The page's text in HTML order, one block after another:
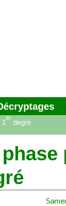
er
degré
phase